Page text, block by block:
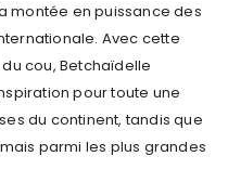
montée en puissance des
Avec cette
cou, Betchaïdelle
pour toute une
du continent, tandis que
parmi les plus grandes